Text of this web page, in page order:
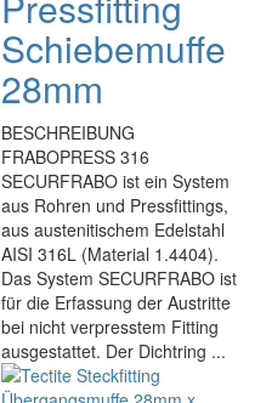
Schiebemuffe
28mm
BESCHREIBUNG
FRABOPRESS 316
SECURFRABO ist ein System
aus Rohren und Pressfittings,
aus austenitischem Edelstahl
AISI 316L (Material 1.4404).
Das System SECURFRABO ist
für die Erfassung der Austritte
bei nicht verpresstem Fitting
ausgestattet. Der Dichtring ...